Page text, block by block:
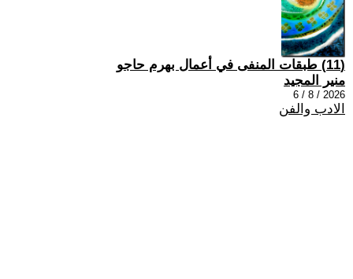
(11) طبقات المنفى في أعمال بهرم حاجو
منير المجيد
2026 / 8 / 6
الادب والفن